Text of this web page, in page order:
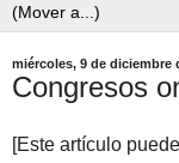
miércoles, 9 de diciembre
Congresos
[Este artículo